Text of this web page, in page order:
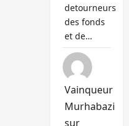
detourneurs
des fonds
et de…
Vainqueur
Murhabazi
sur